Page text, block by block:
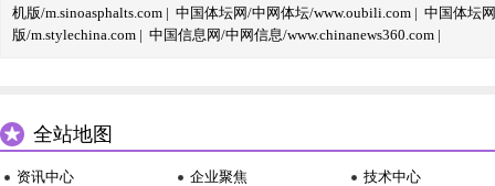
机版/m.sinoasphalts.com | 中国体坛网/中网体坛/www.oubili.com | 中国体坛
版/m.stylechina.com | 中国信息网/中网信息/www.chinanews360.com |
全站地图
资讯中心 企业聚焦 技术中心